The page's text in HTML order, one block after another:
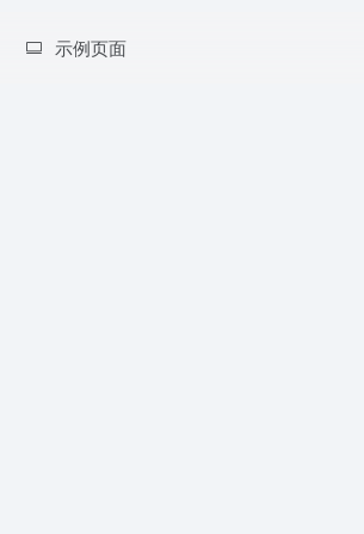
示例页面